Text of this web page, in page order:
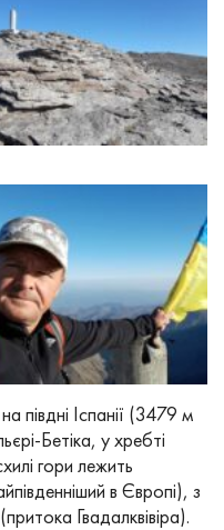
півдні Іспанії (3479 м
Бетіка, у хребті
гори лежить
в Європі), з
Гвадалквівіра).